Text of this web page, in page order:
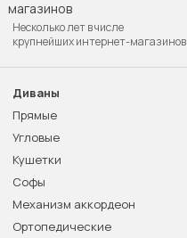
Несколько лет в числе
крупнейших интернет-магазинов
Диваны
Прямые
Угловые
Кушетки
Софы
Механизм аккордеон
Ортопедические